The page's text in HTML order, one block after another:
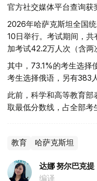
官方社交媒体平台查询获
2026年哈萨克斯坦全国
10日举行。考试期间，
加考试42.2万人次（含两
其中，73.1%的考生选择
考生选择俄语，另有383
此前，科学和高等教育
取最低分数线，占全部考
教育 哈萨克斯坦
达娜 努尔巴克提
编译